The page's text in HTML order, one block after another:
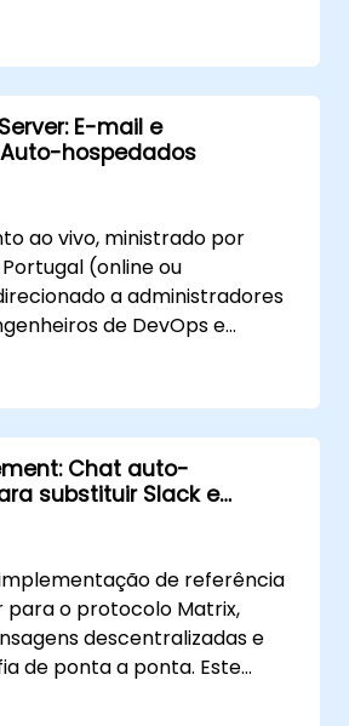
o vendor lock-in.
E-mail e
hospedados
ao vivo, ministrado por
(online ou
a administradores
de DevOps e
um servidor de e-mail
mail e colaboração auto-
Chat auto-
substituir Slack e
de referência
para o protocolo Matrix,
descentralizadas e
de ponta a ponta. Este